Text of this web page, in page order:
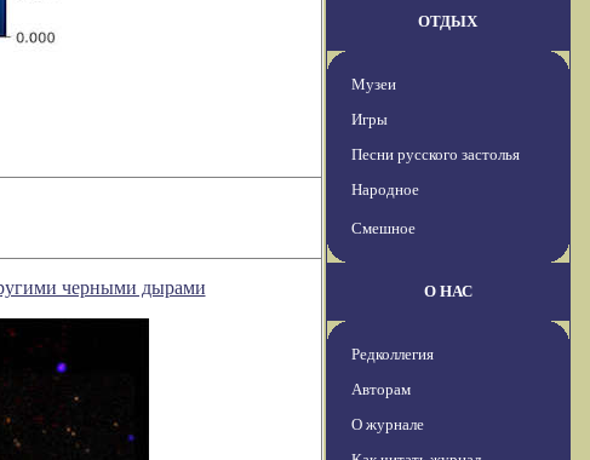
черными дырами
ОТДЫХ
Музеи
Игры
Песни русского застолья
Народное
Смешное
О НАС
Редколлегия
Авторам
О журнале